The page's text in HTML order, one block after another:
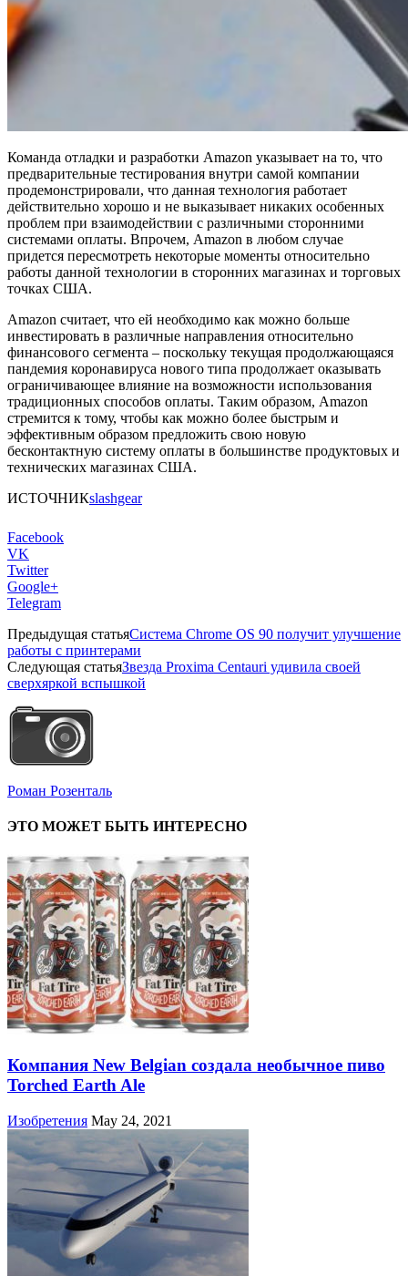
Команда отладки и разработки Amazon указывает на то, что
предварительные тестирования внутри самой компании
продемонстрировали, что данная технология работает
действительно хорошо и не выказывает никаких особенных
проблем при взаимодействии с различными сторонними
системами оплаты. Впрочем, Amazon в любом случае
придется пересмотреть некоторые моменты относительно
работы данной технологии в сторонних магазинах и торговых
точках США.
Amazon считает, что ей необходимо как можно больше
инвестировать в различные направления относительно
финансового сегмента – поскольку текущая продолжающаяся
пандемия коронавируса нового типа продолжает оказывать
ограничивающее влияние на возможности использования
традиционных способов оплаты. Таким образом, Amazon
стремится к тому, чтобы как можно более быстрым и
эффективным образом предложить свою новую
бесконтактную систему оплаты в большинстве продуктовых и
технических магазинах США.
ИСТОЧНИКslashgear
Facebook
VK
Twitter
Google+
Telegram
Предыдущая статьяСистема Chrome OS 90 получит улучшение
работы с принтерами
Следующая статьяЗвезда Proxima Centauri удивила своей
сверхяркой вспышкой
Роман Розенталь
ЭТО МОЖЕТ БЫТЬ ИНТЕРЕСНО
Компания New Belgian создала необычное пиво
Torched Earth Ale
Изобретения May 24, 2021